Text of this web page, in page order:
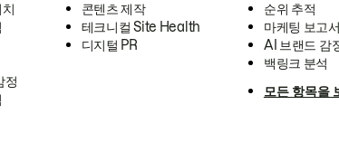
정
콘텐츠 제작
테크니컬 Site Health
디지털 PR
순위 추적
마케팅 보고
AI 브랜드 감
백링크 분석
모든 항목을